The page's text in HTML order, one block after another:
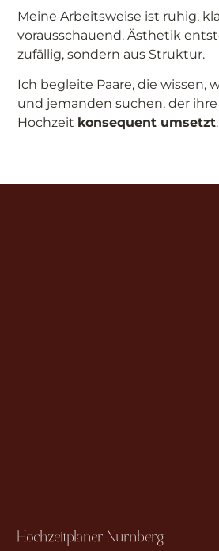
Meine Arbeitsweise ist ruhig,
vorausschauend. Ästhetik
zufällig, sondern aus Struktur.
Ich begleite Paare, die wissen,
und jemanden suchen, der ihre
Hochzeit konsequent umsetzt.
Hochzeitplaner Nürnberg